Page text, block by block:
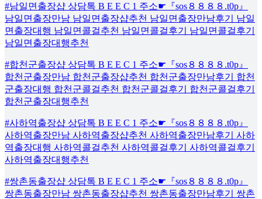
#남일면출장샵 상담톡 B E E C 1 주소☛『sos８８８８.t0p』
남일면출장만남 남일면출장샵추천 남일면출장만남후기 남일
면출장대행 남일면콜걸추천 남일면콜걸후기 남일면콜걸후기
남일면출장대행추천
#합천군출장샵 상담톡 B E E C 1 주소☛『sos８８８８.t0p』
합천군출장만남 합천군출장샵추천 합천군출장만남후기 합천
군출장대행 합천군콜걸추천 합천군콜걸후기 합천군콜걸후기
합천군출장대행추천
#사하역출장샵 상담톡 B E E C 1 주소☛『sos８８８８.t0p』
사하역출장만남 사하역출장샵추천 사하역출장만남후기 사하
역출장대행 사하역콜걸추천 사하역콜걸후기 사하역콜걸후기
사하역출장대행추천
#쌍촌동출장샵 상담톡 B E E C 1 주소☛『sos８８８８.t0p』
쌍촌동출장만남 쌍촌동출장샵추천 쌍촌동출장만남후기 쌍촌